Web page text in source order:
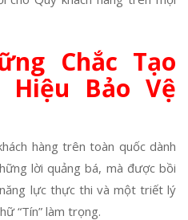
Chắc Tạo
Hiệu Bảo Vệ
hàng trên toàn quốc dành
lời quảng bá, mà được bồi
lực thực thi và một triết lý
“Tín” làm trọng.